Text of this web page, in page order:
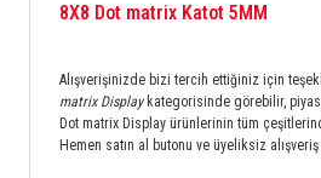
8X8 Dot matrix Katot 5MM
Alışverişinizde bizi tercih ettiğiniz için
matrix Display kategorisinde görebilir,
Dot matrix Display ürünlerinin tüm
Hemen satın al butonu ve üyeliksiz